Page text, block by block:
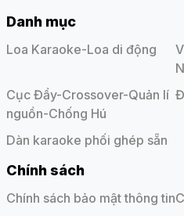
Hệ thống loa bao gồm 2
Tweeter cho chất âm
Công nghệ kết nối
nối với các thiết bị di
khi quên sạc, ngoài ra
phù hợp hầu hết các
các hãng hàng không
Loa hỗ trợ các cổng kết
Danh mục
Loa Karaoke-Loa di động
Cục Đẩy-Crossover-Quản lí
nguồn-Chống Hú
Dàn karaoke phối ghép sẵn
Chính sách
Chính sách bảo mật thông tin